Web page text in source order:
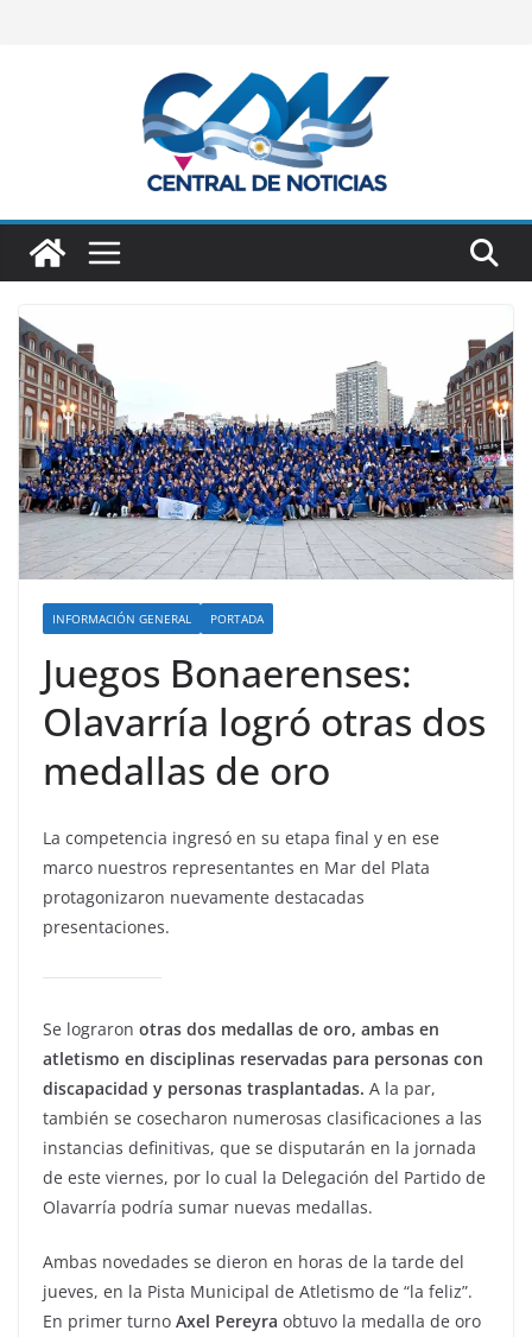
INFORMACIÓN GENERAL PORTADA
Juegos Bonaerenses:
Olavarría logró otras dos
medallas de oro
La competencia ingresó en su etapa final y en ese
marco nuestros representantes en Mar del Plata
protagonizaron nuevamente destacadas
presentaciones.
Se lograron otras dos medallas de oro, ambas en
atletismo en disciplinas reservadas para personas con
discapacidad y personas trasplantadas. A la par,
también se cosecharon numerosas clasificaciones a las
instancias definitivas, que se disputarán en la jornada
de este viernes, por lo cual la Delegación del Partido de
Olavarría podría sumar nuevas medallas.
Ambas novedades se dieron en horas de la tarde del
jueves, en la Pista Municipal de Atletismo de “la feliz”.
En primer turno Axel Pereyra obtuvo la medalla de oro